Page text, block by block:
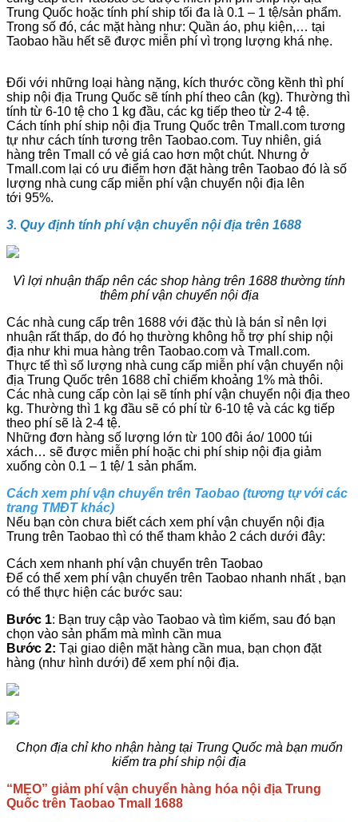
Trung Quốc hoặc tính phí ship tối đa là 0.1 – 1 tệ/sản phẩm.
Trong số đó, các mặt hàng như: Quần áo, phụ kiện,… tại
Taobao hầu hết sẽ được miễn phí vì trọng lượng khá nhẹ.
Đối với những loại hàng nặng, kích thước cồng kềnh thì phí
ship nội địa Trung Quốc sẽ tính phí theo cân (kg). Thường thì
tính từ 6-10 tệ cho 1 kg đầu, các kg tiếp theo từ 2-4 tệ.
Cách tính phí ship nội địa Trung Quốc trên Tmall.com tương
tự như cách tính tương trên Taobao.com. Tuy nhiên, giá
hàng trên Tmall có vẻ giá cao hơn một chút. Nhưng ở
Tmall.com lại có ưu điểm hơn đặt hàng trên Taobao đó là số
lượng nhà cung cấp miễn phí vận chuyển nội địa lên
tới 95%.
3. Quy định tính phí vận chuyển nội địa trên 1688
Vì lợi nhuận thấp nên các shop hàng trên 1688 thường tính
thêm phí vận chuyển nội địa
Các nhà cung cấp trên 1688 với đặc thù là bán sỉ nên lợi
nhuận rất thấp, do đó họ thường không hỗ trợ phí ship nội
địa như khi mua hàng trên Taobao.com và Tmall.com.
Thực tế thì số lượng nhà cung cấp miễn phí vận chuyển nội
địa Trung Quốc trên 1688 chỉ chiếm khoảng 1% mà thôi.
Các nhà cung cấp còn lại sẽ tính phí vận chuyển nội địa theo
kg. Thường thì 1 kg đầu sẽ có phí từ 6-10 tệ và các kg tiếp
theo phí sẽ là 2-4 tệ.
Những đơn hàng số lượng lớn từ 100 đôi áo/ 1000 túi
xách… sẽ được miễn phí hoặc chi phí ship nội địa giảm
xuống còn 0.1 – 1 tệ/ 1 sản phẩm.
Cách xem phí vận chuyển trên Taobao (tương tự với các
trang TMĐT khác)
Nếu bạn còn chưa biết cách xem phí vận chuyển nội địa
Trung trên Taobao thì có thể tham khảo 2 cách dưới đây:
Cách xem nhanh phí vận chuyển trên Taobao
Để có thể xem phí vận chuyển trên Taobao nhanh nhất , bạn
có thể thực hiện các bước sau:
Bước 1: Bạn truy cập vào Taobao và tìm kiếm, sau đó bạn
chọn vào sản phẩm mà mình cần mua
Bước 2: Tại giao diện mặt hàng cần mua, bạn chọn đặt
hàng (như hình dưới) để xem phí nội địa.
Chọn địa chỉ kho nhận hàng tại Trung Quốc mà bạn muốn
kiểm tra phí ship nội địa
“MẸO” giảm phí vận chuyển hàng hóa nội địa Trung
Quốc trên Taobao Tmall 1688